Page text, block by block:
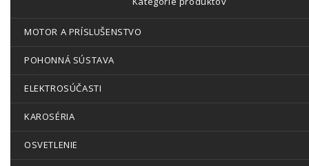
MOTOR A PRÍSLUŠENSTVO
POHONNÁ SÚSTAVA
ELEKTROSÚČASTI
KAROSÉRIA
OSVETLENIE